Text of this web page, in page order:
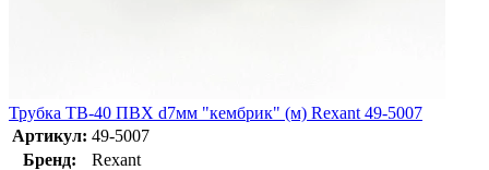
Трубка ТВ-40 ПВХ d7мм "кембрик" (м) Rexant 49-5007
Артикул: 49-5007
Бренд:
Rexant